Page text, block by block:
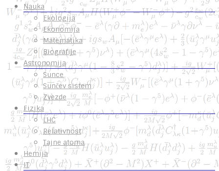
Nauka
Ekologija
Ekonomija
Matematika
Biografije
Astronomija
Sunce
Sunčev sistem
Zvezde
Fizika
LHC
Relativnost
Tajne atoma
Hemija
IT